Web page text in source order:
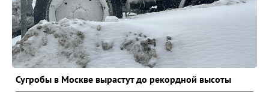
Сугробы в Москве вырастут до рекордной высоты